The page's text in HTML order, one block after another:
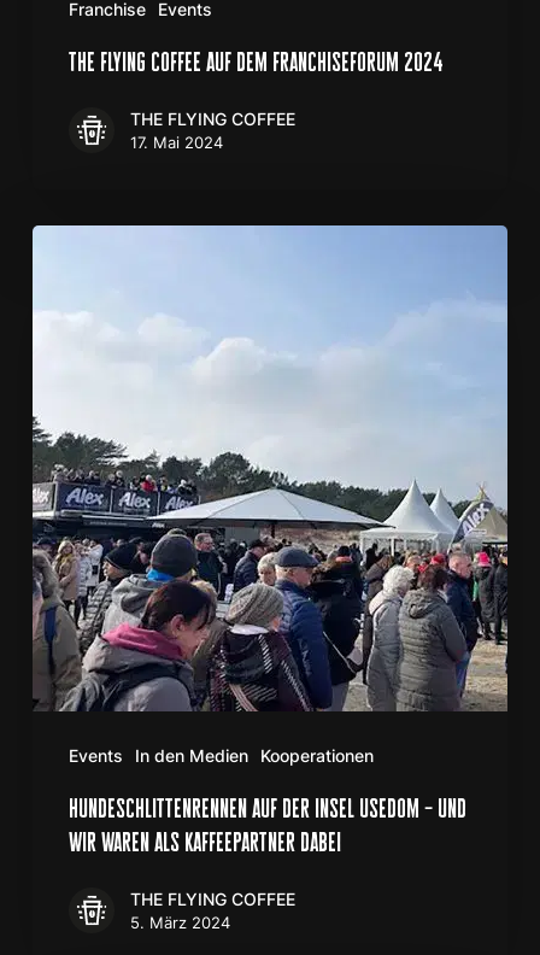
Franchise Events
the flying coffee auf dem franchiseforum 2024
THE FLYING COFFEE
17. Mai 2024
Events In den Medien Kooperationen
–
und
wir
waren
als
Kaffeepartner
dabei
hundeschlittenrennen auf der insel usedom – und
wir waren als kaffeepartner dabei
THE FLYING COFFEE
5. März 2024